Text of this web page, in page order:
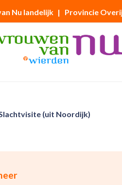
Nu landelijk | Provincie
(uit Noordijk)